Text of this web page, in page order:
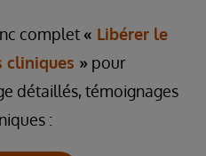
complet « Libérer le
cliniques » pour
détaillés, témoignages
: